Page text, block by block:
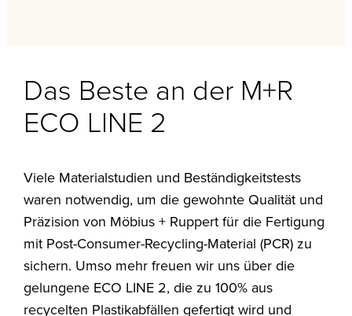
Das Beste an der M+R
ECO LINE 2
Viele Materialstudien und Beständigkeitstests
waren notwendig, um die gewohnte Qualität und
Präzision von Möbius + Ruppert für die Fertigung
mit Post-Consumer-Recycling-Material (PCR) zu
sichern. Umso mehr freuen wir uns über die
gelungene ECO LINE 2, die zu 100% aus
recycelten Plastikabfällen gefertigt wird und